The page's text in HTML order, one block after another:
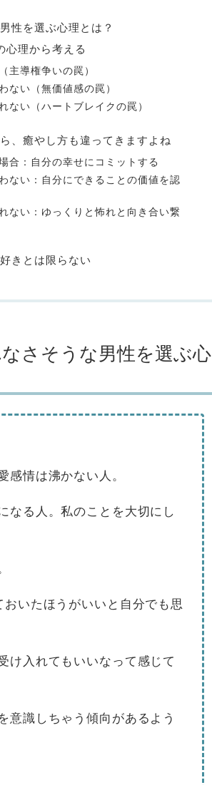
性を選ぶ心理とは？
心理から考える
主導権争いの罠）
ない（無価値感の罠）
ない（ハートブレイクの罠）
、癒やし方も違ってきますよね
合：自分の幸せにコミットする
ない：自分にできることの価値を認
ない：ゆっくりと怖れと向き合い繋
きとは限らない
さそうな男性を選ぶ心
感情は沸かない人。
なる人。私のことを大切にし
いたほうがいいと自分でも思
け入れてもいいなって感じて
意識しちゃう傾向があるよう